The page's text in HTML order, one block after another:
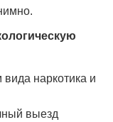
наркотика и
выезд